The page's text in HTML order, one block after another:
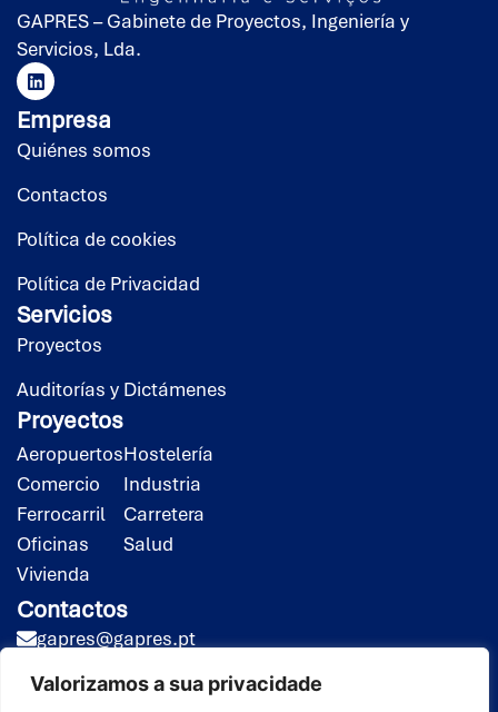
Valorizamos a sua privacidade
GAPRES – Gabinete de Proyectos, Ingeniería y
Servicios, Lda.
Empresa
Quiénes somos
Contactos
Política de cookies
Política de Privacidad
Servicios
Proyectos
Auditorías y Dictámenes
Proyectos
Aeropuertos
Comercio
Ferrocarril
Oficinas
Vivienda
Hostelería
Industria
Carretera
Salud
Contactos
gapres@gapres.pt
(351) 919 413 258**